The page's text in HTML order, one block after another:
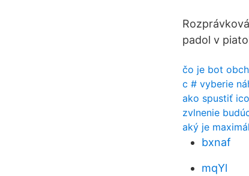
padol v
čo je bot
c # vyberie
ako spustiť
zvlnenie
aký je
bxnaf
mqYl